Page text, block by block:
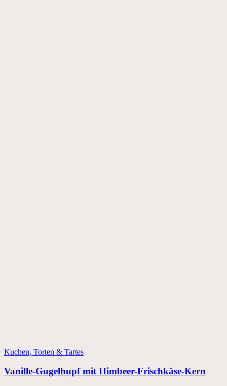
Kuchen, Torten & Tartes
Vanille-Gugelhupf mit Himbeer-Frischkäse-Kern